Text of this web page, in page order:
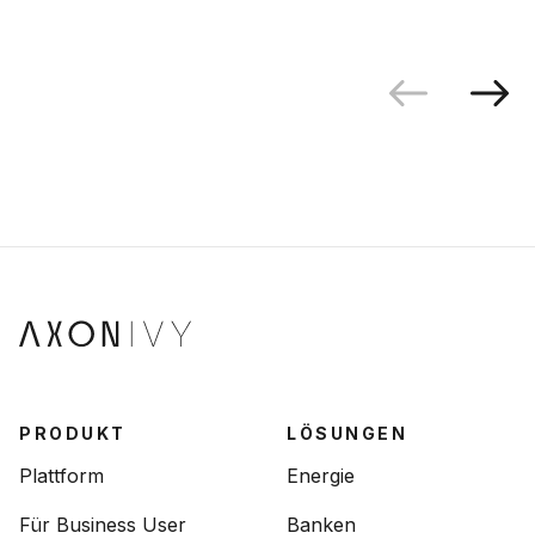
PRODUKT
Plattform
Für Business User
LÖSUNGEN
Energie
Banken